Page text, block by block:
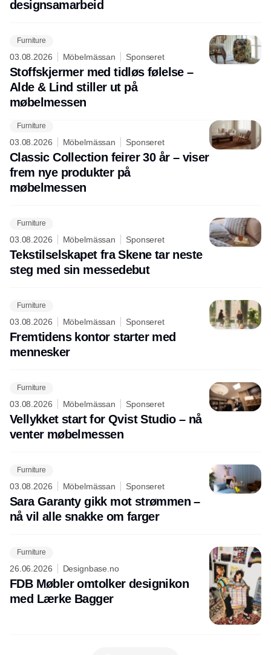
designsamarbeid
Furniture
03.08.2026 Möbelmässan Sponseret
Stoffskjermer med tidløs følelse –
Alde & Lind stiller ut på
møbelmessen
Furniture
03.08.2026 Möbelmässan Sponseret
Classic Collection feirer 30 år – viser
frem nye produkter på
møbelmessen
Furniture
03.08.2026 Möbelmässan Sponseret
Tekstilselskapet fra Skene tar neste
steg med sin messedebut
Furniture
03.08.2026 Möbelmässan Sponseret
Fremtidens kontor starter med
mennesker
Furniture
03.08.2026 Möbelmässan Sponseret
Vellykket start for Qvist Studio – nå
venter møbelmessen
Furniture
03.08.2026 Möbelmässan Sponseret
Sara Garanty gikk mot strømmen –
nå vil alle snakke om farger
Furniture
26.06.2026 Designbase.no
FDB Møbler omtolker designikon
med Lærke Bagger